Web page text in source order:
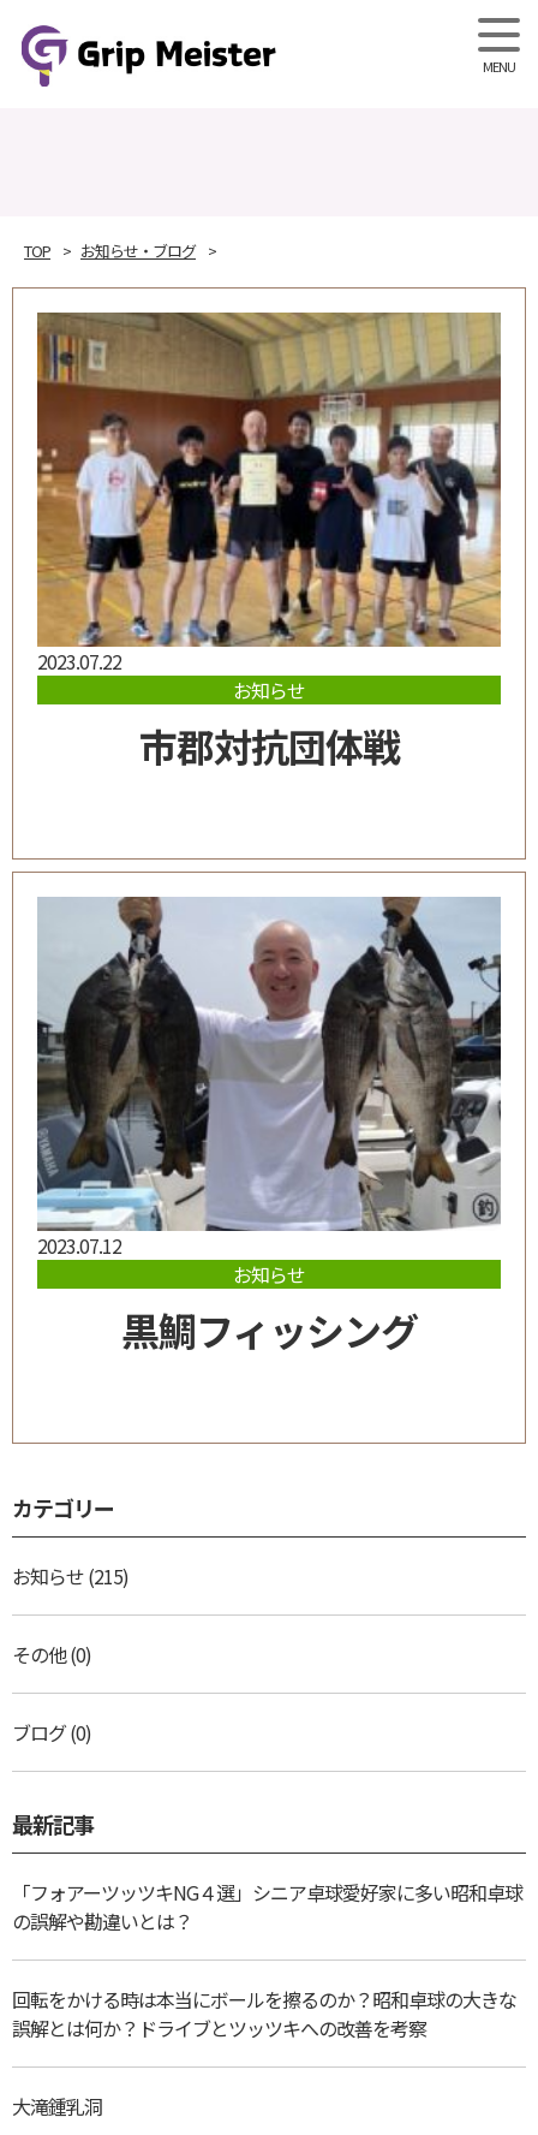
Grip
TOP お知らせ・ブログ
2023.07.22
お知らせ
市郡対抗団体戦
2023.07.12
お知らせ
黒鯛フィッシング
カテゴリー
お知らせ(215)
その他(0)
ブログ(0)
最新記事
「フォアーツッツキNG４選」シニア卓球愛好家に多い昭和卓球
の誤解や勘違いとは？
回転をかける時は本当にボールを擦るのか？昭和卓球の大きな
誤解とは何か？ドライブとツッツキへの改善を考察
大滝鍾乳洞